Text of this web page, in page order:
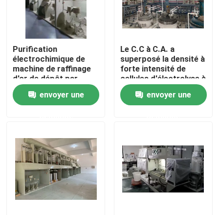
Contrôle de qualité
Contactez-nous
Nouvelles
Machine de raffinage d'or
Équipement de raffinage de platine
machine argentée d'électrolyse
Purification
électrochimique de
machine de raffinage
d'or de dépôt par
électrolyse
envoyer une
Le C.C à C.A. a
superposé la densité à
forte intensité de
cellules d'électrolyse à
l'or de la pureté
99,999%envoyer une